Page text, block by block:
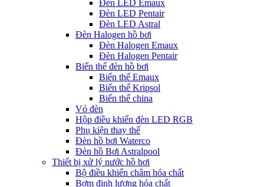
Đèn LED Emaux
Đèn LED Pentair
Đèn LED Astral
Đèn Halogen hồ bơi
Đèn Halogen Emaux
Đèn Halogen Pentair
Biến thế đèn hồ bơi
Biến thế Emaux
Biến thế Kripsol
Biến thế china
Vỏ đèn
Hộp điều khiển đèn LED RGB
Phụ kiện thay thế
Đèn hồ bơi Waterco
Đèn hồ Bơi Astralpool
Thiết bị xử lý nước hồ bơi
Bộ điều khiển châm hóa chất
Bơm định lượng hóa chất